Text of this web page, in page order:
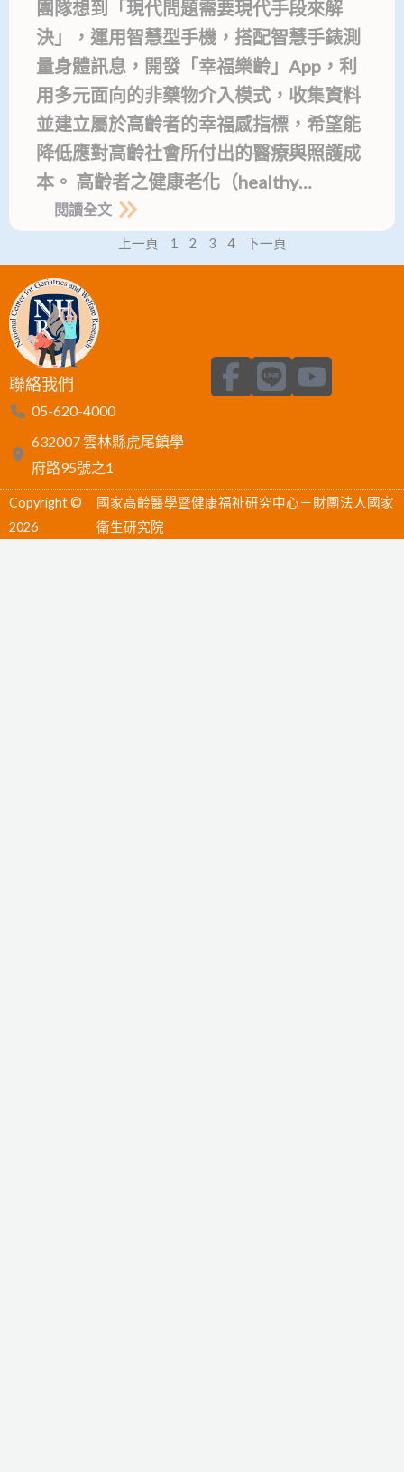
團隊想到「現代問題需要現代手段來解
決」，運用智慧型手機，搭配智慧手錶測
量身體訊息，開發「幸福樂齡」App，利
用多元面向的非藥物介入模式，收集資料
並建立屬於高齡者的幸福感指標，希望能
降低應對高齡社會所付出的醫療與照護成
本。 高齡者之健康老化（healthy…
閱讀全文
上一頁 1 2 3 4 下一頁
聯絡我們
05-620-4000
632007 雲林縣虎尾鎮學
府路95號之1
F
a
b
o
o
L
i
Y
o
u
b
e
Copyright ©
2026
國家高齡醫學暨健康福祉研究中心－財團法人國家
衛生研究院